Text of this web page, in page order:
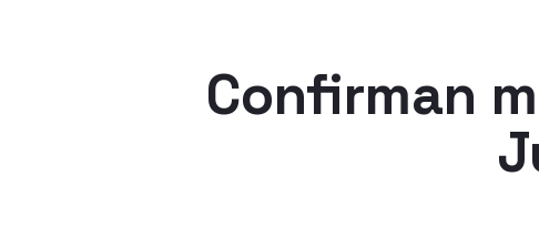
Confirman